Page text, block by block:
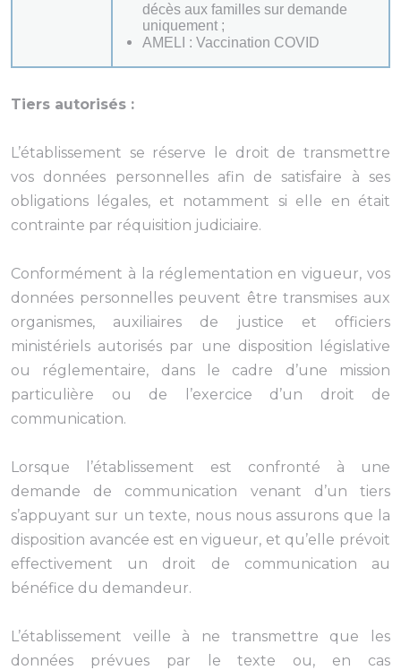
décès aux familles sur demande
uniquement ;
AMELI : Vaccination COVID
Tiers autorisés :
L’établissement se réserve le droit de transmettre
vos données personnelles afin de satisfaire à ses
obligations légales, et notamment si elle en était
contrainte par réquisition judiciaire.
Conformément à la réglementation en vigueur, vos
données personnelles peuvent être transmises aux
organismes, auxiliaires de justice et officiers
ministériels autorisés par une disposition législative
ou réglementaire, dans le cadre d’une mission
particulière ou de l’exercice d’un droit de
communication.
Lorsque l’établissement est confronté à une
demande de communication venant d’un tiers
s’appuyant sur un texte, nous nous assurons que la
disposition avancée est en vigueur, et qu’elle prévoit
effectivement un droit de communication au
bénéfice du demandeur.
L’établissement veille à ne transmettre que les
données prévues par le texte ou, en cas